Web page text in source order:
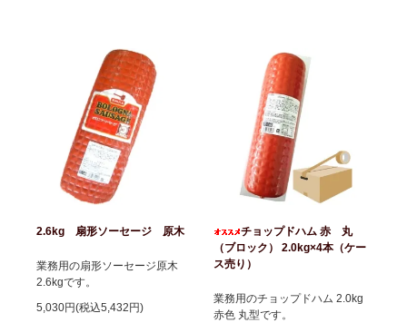
2.6kg 扇形ソーセージ 原木
業務用の扇形ソーセージ原木
2.6kgです。
5,030円(税込5,432円)
チョップドハム 赤 丸
（ブロック） 2.0kg×4本（ケー
ス売り）
業務用のチョップドハム 2.0kg
赤色 丸型です。